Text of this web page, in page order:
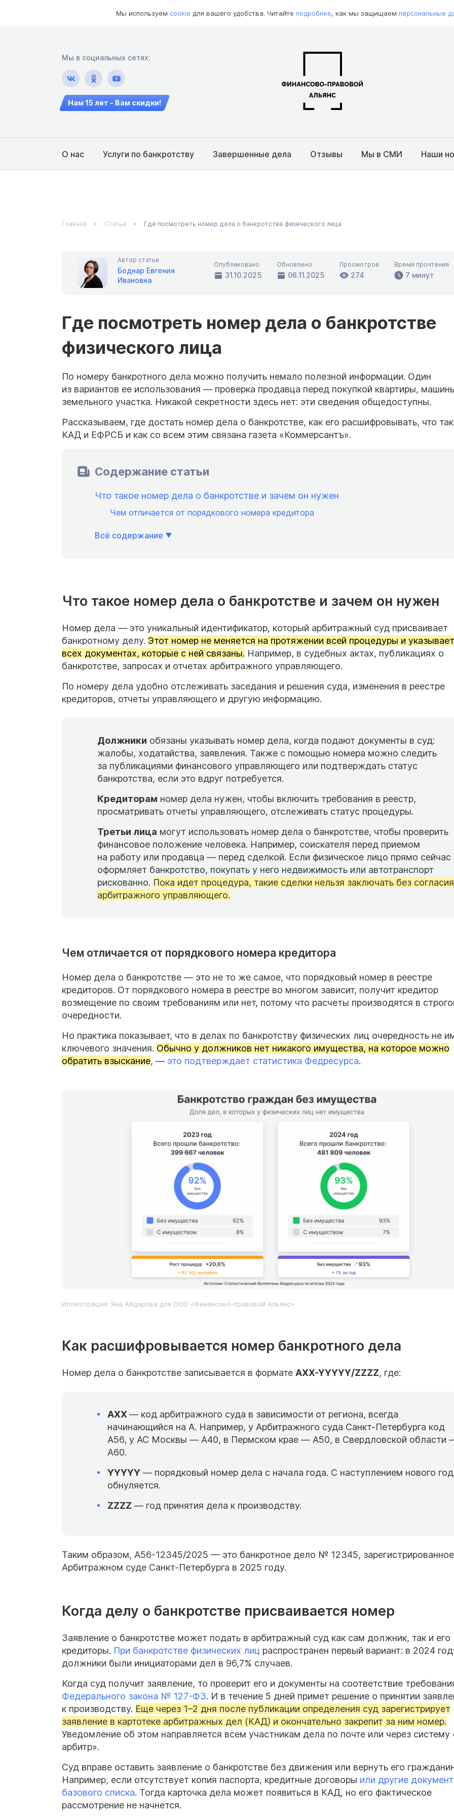
Мы используем cookie для вашего удобства. Читайте подробнее, как мы защищаем персональные
Мы в социальных сетях:
Нам 15 лет - Вам скидки!
О нас Услуги по банкротству Завершенные дела Отзывы Мы в СМИ Наши
Главная Статьи Где посмотреть номер дела о банкротстве физического лица
Автор статьи
Боднар Евгения
Ивановна
Опубликовано
31.10.2025
Обновлено
06.11.2025
Просмотров
274
Время прочтения
7 минут
Где посмотреть номер дела о банкротстве
физического лица
По номеру банкротного дела можно получить немало полезной информации. Один
из вариантов ее использования — проверка продавца перед покупкой квартиры,
земельного участка. Никакой секретности здесь нет: эти сведения общедоступны.
Рассказываем, где достать номер дела о банкротстве, как его расшифровывать, что
КАД и ЕФРСБ и как со всем этим связана газета «Коммерсантъ».
Содержание статьи
Что такое номер дела о банкротстве и зачем он нужен
Чем отличается от порядкового номера кредитора
Всё содержание
Что такое номер дела о банкротстве и зачем он нужен
Номер дела — это уникальный идентификатор, который арбитражный суд присваивает
банкротному делу. Этот номер не меняется на протяжении всей процедуры и
всех документах, которые с ней связаны. Например, в судебных актах, публикациях о
банкротстве, запросах и отчетах арбитражного управляющего.
По номеру дела удобно отслеживать заседания и решения суда, изменения в реестре
кредиторов, отчеты управляющего и другую информацию.
Должники обязаны указывать номер дела, когда подают документы в суд:
жалобы, ходатайства, заявления. Также с помощью номера можно следить
за публикациями финансового управляющего или подтверждать статус
банкротства, если это вдруг потребуется.
Кредиторам номер дела нужен, чтобы включить требования в реестр,
просматривать отчеты управляющего, отслеживать статус процедуры.
Третьи лица могут использовать номер дела о банкротстве, чтобы проверить
финансовое положение человека. Например, соискателя перед приемом
на работу или продавца — перед сделкой. Если физическое лицо прямо сейчас
оформляет банкротство, покупать у него недвижимость или автотранспорт
рискованно. Пока идет процедура, такие сделки нельзя заключать без согласия
арбитражного управляющего.
Чем отличается от порядкового номера кредитора
Номер дела о банкротстве — это не то же самое, что порядковый номер в реестре
кредиторов. От порядкового номера в реестре во многом зависит, получит кредитор
возмещение по своим требованиям или нет, потому что расчеты производятся в
очередности.
Но практика показывает, что в делах по банкротству физических лиц очередность не
ключевого значения. Обычно у должников нет никакого имущества, на которое можно
обратить взыскание, — это подтверждает статистика Федресурса.
Иллюстрация: Яна Айдарова для ООО «Финансово-правовой Альянс»
Как расшифровывается номер банкротного дела
Номер дела о банкротстве записывается в формате АXX-YYYYY/ZZZZ, где:
АXX — код арбитражного суда в зависимости от региона, всегда
начинающийся на А. Например, у Арбитражного суда Санкт-Петербурга код
А56, у АС Москвы — А40, в Пермском крае — А50, в Свердловской области
А60.
YYYYY — порядковый номер дела с начала года. С наступлением нового
обнуляется.
ZZZZ — год принятия дела к производству.
Таким образом, А56-12345/2025 — это банкротное дело № 12345,
Арбитражном суде Санкт-Петербурга в 2025 году.
Когда делу о банкротстве присваивается номер
Заявление о банкротстве может подать в арбитражный суд как сам должник, так и его
кредиторы. При банкротстве физических лиц распространен первый вариант: в 2024
должники были инициаторами дел в 96,7% случаев.
Когда суд получит заявление, то проверит его и документы на соответствие
Федерального закона № 127-ФЗ. И в течение 5 дней примет решение о принятии
к производству. Еще через 1–2 дня после публикации определения суд зарегистрирует
заявление в картотеке арбитражных дел (КАД) и окончательно закрепит за ним номер.
Уведомление об этом направляется всем участникам дела по почте или через
арбитр».
Суд вправе оставить заявление о банкротстве без движения или вернуть его
Например, если отсутствует копия паспорта, кредитные договоры или другие
базового списка. Тогда карточка дела может появиться в КАД, но его фактическое
рассмотрение не начнется.